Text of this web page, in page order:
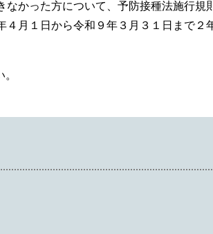
かった方について、予防接種法施行規
月１日から令和９年３月３１日まで２